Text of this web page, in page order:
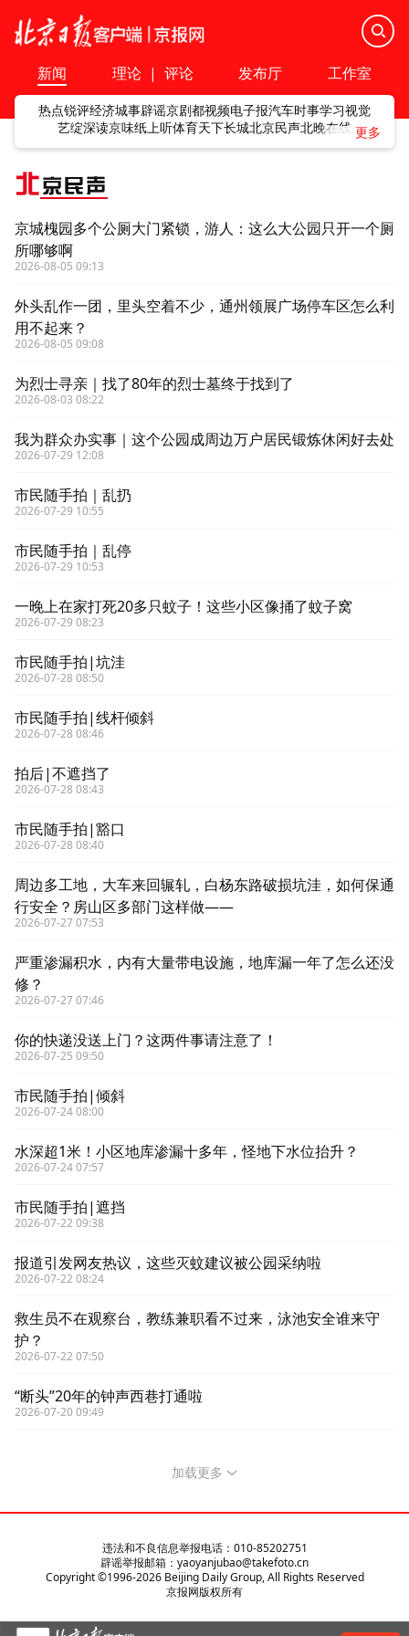
新闻 理论 | 评论 发布厅 工作室
热点锐评经济城事辟谣京剧都视频电子报汽车时事学习视觉
艺绽深读京味纸上听体育天下长城北京民声北晚在线
北京民声
京城槐园多个公厕大门紧锁，游人：这么大公园只开一个厕
所哪够啊
2026-08-05 09:13
外头乱作一团，里头空着不少，通州领展广场停车区怎么利
用不起来？
2026-08-05 09:08
为烈士寻亲｜找了80年的烈士墓终于找到了
2026-08-03 08:22
我为群众办实事｜这个公园成周边万户居民锻炼休闲好去处
2026-07-29 12:08
市民随手拍｜乱扔
2026-07-29 10:55
市民随手拍｜乱停
2026-07-29 10:53
一晚上在家打死20多只蚊子！这些小区像捅了蚊子窝
2026-07-29 08:23
市民随手拍|坑洼
2026-07-28 08:50
市民随手拍|线杆倾斜
2026-07-28 08:46
拍后|不遮挡了
2026-07-28 08:43
市民随手拍|豁口
2026-07-28 08:40
周边多工地，大车来回辗轧，白杨东路破损坑洼，如何保通
行安全？房山区多部门这样做——
2026-07-27 07:53
严重渗漏积水，内有大量带电设施，地库漏一年了怎么还没
修？
2026-07-27 07:46
你的快递没送上门？这两件事请注意了！
2026-07-25 09:50
市民随手拍|倾斜
2026-07-24 08:00
水深超1米！小区地库渗漏十多年，怪地下水位抬升？
2026-07-24 07:57
市民随手拍|遮挡
2026-07-22 09:38
报道引发网友热议，这些灭蚊建议被公园采纳啦
2026-07-22 08:24
救生员不在观察台，教练兼职看不过来，泳池安全谁来守
护？
2026-07-22 07:50
“断头”20年的钟声西巷打通啦
2026-07-20 09:49
加载更多
违法和不良信息举报电话：010-85202751
辟谣举报邮箱：yaoyanjubao@takefoto.cn
Copyright ©1996-2026Beijing Daily Group, All Rights Reserved
京报网版权所有